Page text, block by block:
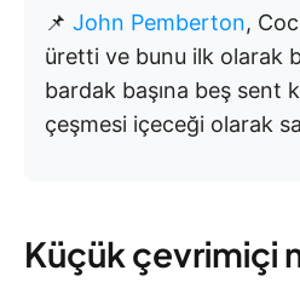
📌 John Pemberton,
üretti ve bunu ilk olarak
bardak başına beş sent
çeşmesi içeceği olarak
Küçük çevrimiçi